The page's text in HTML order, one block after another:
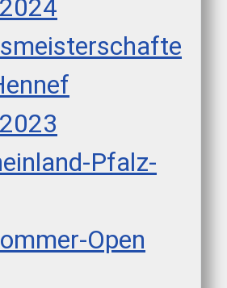
Pfalz-
Open